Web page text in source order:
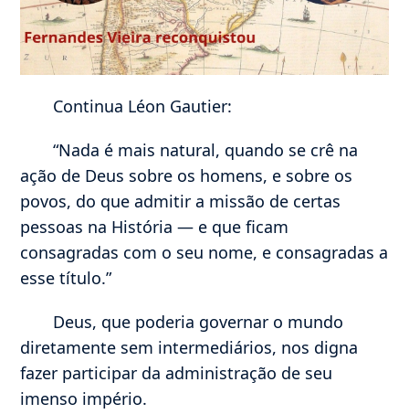
Continua Léon Gautier:
“Nada é mais natural, quando se crê na
ação de Deus sobre os homens, e sobre os
povos, do que admitir a missão de certas
pessoas na História — e que ficam
consagradas com o seu nome, e consagradas a
esse título.”
Deus, que poderia governar o mundo
diretamente sem intermediários, nos digna
fazer participar da administração de seu
imenso império.